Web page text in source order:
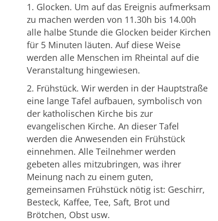
1. Glocken. Um auf das Ereignis aufmerksam
zu machen werden von 11.30h bis 14.00h
alle halbe Stunde die Glocken beider Kirchen
für 5 Minuten läuten. Auf diese Weise
werden alle Menschen im Rheintal auf die
Veranstaltung hingewiesen.
2. Frühstück. Wir werden in der Hauptstraße
eine lange Tafel aufbauen, symbolisch von
der katholischen Kirche bis zur
evangelischen Kirche. An dieser Tafel
werden die Anwesenden ein Frühstück
einnehmen. Alle Teilnehmer werden
gebeten alles mitzubringen, was ihrer
Meinung nach zu einem guten,
gemeinsamen Frühstück nötig ist: Geschirr,
Besteck, Kaffee, Tee, Saft, Brot und
Brötchen, Obst usw.